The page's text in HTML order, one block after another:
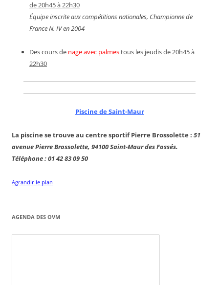
de 20h45 à 22h30
Équipe inscrite aux compétitions nationales, Championne de
France N. IV en 2004
Des cours de nage avec palmestous les jeudis de 20h45 à
22h30
Piscine de Saint-Maur
La piscine se trouve au centre sportif Pierre Brossolette : 51
avenue Pierre Brossolette, 94100 Saint-Maur des Fossés.
Téléphone : 01 42 83 09 50
Agrandir le plan
AGENDA DES OVM